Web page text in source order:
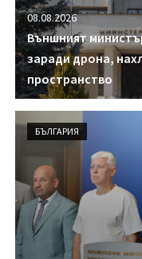
08.08.2026
Външният
заради дрона,
пространство
БЪЛГАРИЯ